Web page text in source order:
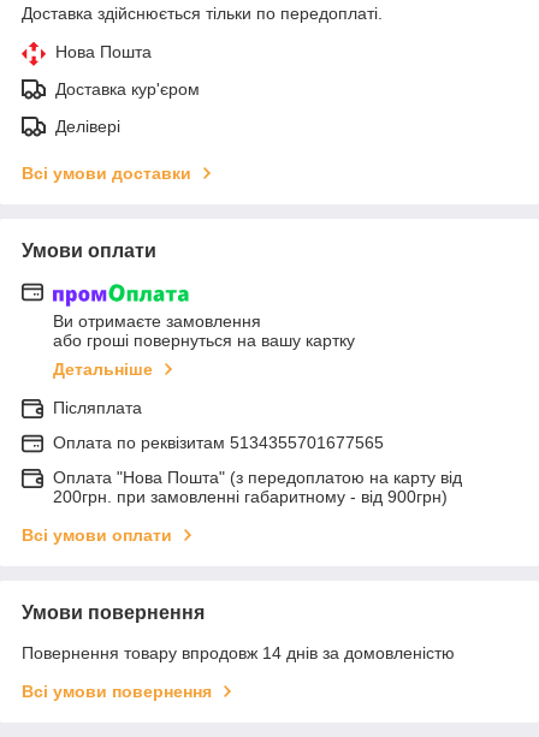
Доставка здійснюється тільки по передоплаті.
Нова Пошта
Доставка кур'єром
Делівері
Всі умови доставки
Умови оплати
Ви отримаєте замовлення
або гроші повернуться на вашу картку
Детальніше
Післяплата
Оплата по реквiзитам 5134355701677565
Оплата "Нова Пошта" (з передоплатою на карту від
200грн. при замовленні габаритному - від 900грн)
Всі умови оплати
Умови повернення
Повернення товару впродовж 14 днів за домовленістю
Всі умови повернення